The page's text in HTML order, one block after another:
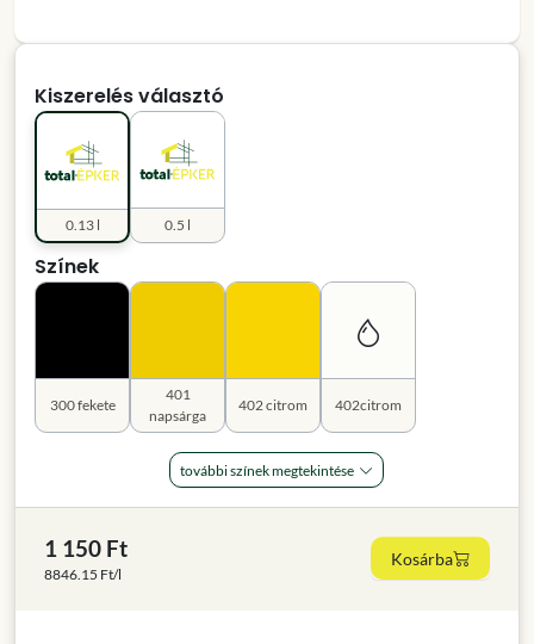
Kiszerelés választó
0.13 l 0.5 l
Színek
300 fekete
401
napsárga
402 citrom 402citrom
további színek megtekintése
1 150 Ft
8846.15 Ft/l
Kosárba